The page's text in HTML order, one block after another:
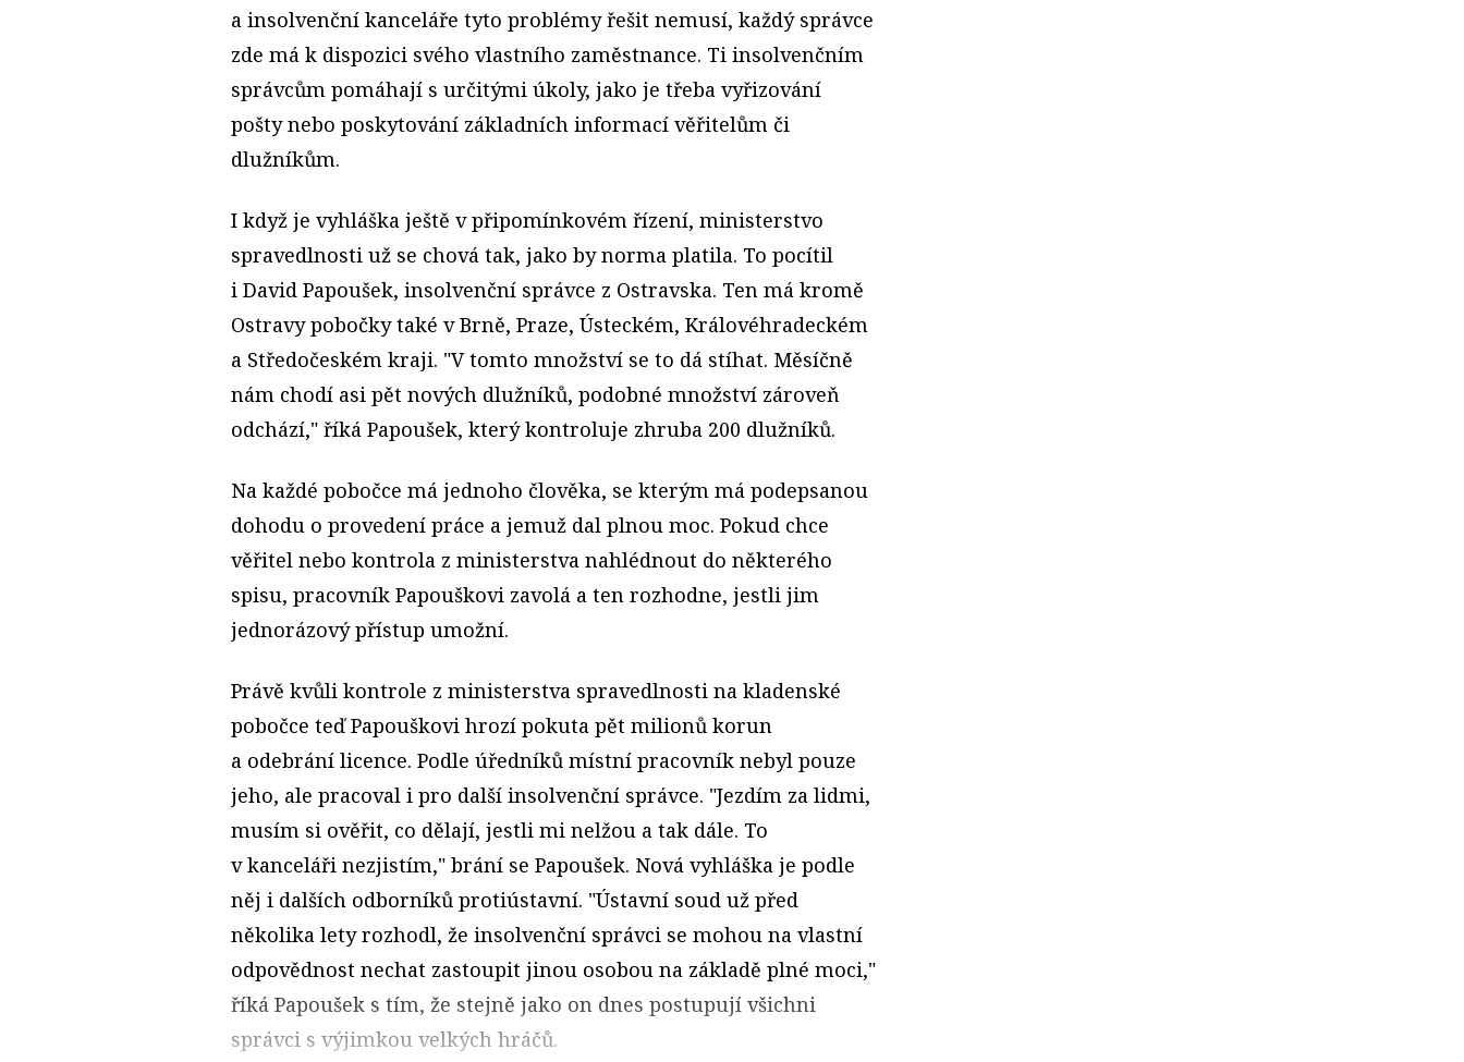
a insolvenční kanceláře tyto problémy řešit nemusí, každý správce
zde má k dispozici svého vlastního zaměstnance. Ti insolvenčním
správcům pomáhají s určitými úkoly, jako je třeba vyřizování
pošty nebo poskytování základních informací věřitelům či
dlužníkům.
I když je vyhláška ještě v připomínkovém řízení, ministerstvo
spravedlnosti už se chová tak, jako by norma platila. To pocítil
i David Papoušek, insolvenční správce z Ostravska. Ten má kromě
Ostravy pobočky také v Brně, Praze, Ústeckém, Královéhradeckém
a Středočeském kraji. "V tomto množství se to dá stíhat. Měsíčně
nám chodí asi pět nových dlužníků, podobné množství zároveň
odchází," říká Papoušek, který kontroluje zhruba 200 dlužníků.
Na každé pobočce má jednoho člověka, se kterým má podepsanou
dohodu o provedení práce a jemuž dal plnou moc. Pokud chce
věřitel nebo kontrola z ministerstva nahlédnout do některého
spisu, pracovník Papouškovi zavolá a ten rozhodne, jestli jim
jednorázový přístup umožní.
Právě kvůli kontrole z ministerstva spravedlnosti na kladenské
pobočce teď Papouškovi hrozí pokuta pět milionů korun
a odebrání licence. Podle úředníků místní pracovník nebyl pouze
jeho, ale pracoval i pro další insolvenční správce. "Jezdím za lidmi,
musím si ověřit, co dělají, jestli mi nelžou a tak dále. To
v kanceláři nezjistím," brání se Papoušek. Nová vyhláška je podle
něj i dalších odborníků protiústavní. "Ústavní soud už před
několika lety rozhodl, že insolvenční správci se mohou na vlastní
odpovědnost nechat zastoupit jinou osobou na základě plné moci,"
říká Papoušek s tím, že stejně jako on dnes postupují všichni
správci s výjimkou velkých hráčů.